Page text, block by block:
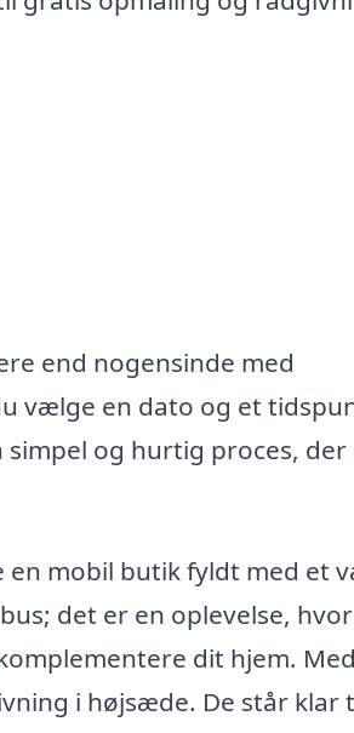
end nogensinde med
vælge en dato og et
simpel og hurtig proces, der
en mobil butik fyldt med et
det er en oplevelse,
dit hjem.
i højsæde. De står klar